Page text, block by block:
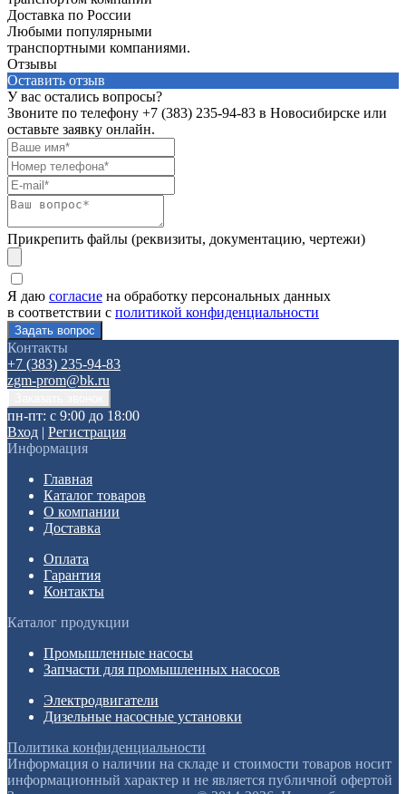
Доставка по России
Любыми популярными
транспортными компаниями.
Отзывы
Оставить отзыв
У вас остались вопросы?
Звоните по телефону +7 (383) 235-94-83 в Новосибирске или
оставьте заявку онлайн.
Прикрепить файлы (реквизиты, документацию, чертежи)
Я даю согласие на обработку персональных данных
в соответствии с политикой конфиденциальности
Контакты
+7 (383) 235-94-83
zgm-prom@bk.ru
пн-пт: с 9:00 до 18:00
Вход | Регистрация
Информация
Главная
Каталог товаров
О компании
Доставка
Оплата
Гарантия
Контакты
Каталог продукции
Промышленные насосы
Запчасти для промышленных насосов
Электродвигатели
Дизельные насосные установки
Политика конфиденциальности
Информация о наличии на складе и стоимости товаров носит
информационный характер и не является публичной офертой